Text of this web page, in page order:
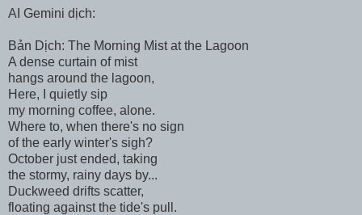
AI Gemini dịch:
Bản Dịch: The Morning Mist at the Lagoon
A dense curtain of mist
hangs around the lagoon,
Here, I quietly sip
my morning coffee, alone.
Where to, when there's no sign
of the early winter's sigh?
October just ended, taking
the stormy, rainy days by...
Duckweed drifts scatter,
floating against the tide's pull.